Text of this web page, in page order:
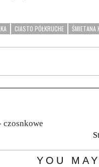
CIASTO PÓŁKRUCHE ŚMIETANA
czosnkowe
YOU